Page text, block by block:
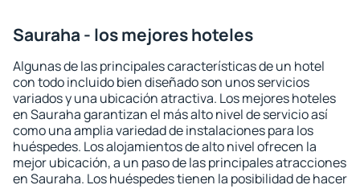
Sauraha - los mejores hoteles
Algunas de las principales características de un hotel
con todo incluido bien diseñado son unos servicios
variados y una ubicación atractiva. Los mejores hoteles
en Sauraha garantizan el más alto nivel de servicio así
como una amplia variedad de instalaciones para los
huéspedes. Los alojamientos de alto nivel ofrecen la
mejor ubicación, a un paso de las principales atracciones
en Sauraha. Los huéspedes tienen la posibilidad de hacer